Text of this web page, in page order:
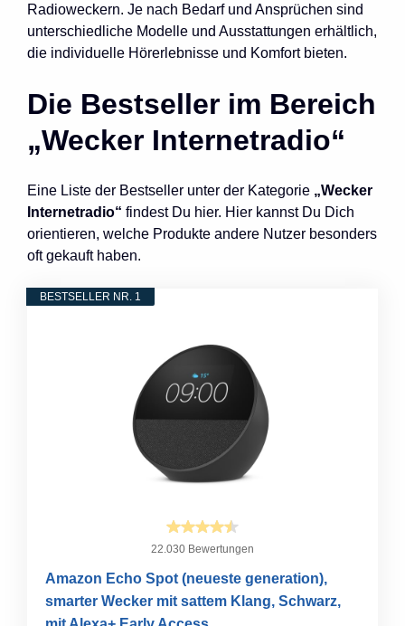
Radioweckern. Je nach Bedarf und Ansprüchen sind
unterschiedliche Modelle und Ausstattungen erhältlich,
die individuelle Hörerlebnisse und Komfort bieten.
Die Bestseller im Bereich
„Wecker Internetradio“
Eine Liste der Bestseller unter der Kategorie „Wecker
Internetradio“ findest Du hier. Hier kannst Du Dich
orientieren, welche Produkte andere Nutzer besonders
oft gekauft haben.
BESTSELLER NR. 1
22.030 Bewertungen
Amazon Echo Spot (neueste generation),
smarter Wecker mit sattem Klang, Schwarz,